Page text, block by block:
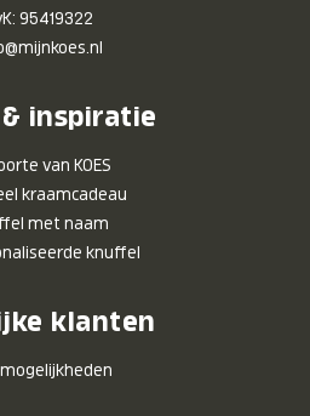
95419322
inspiratie
van KOES
kraamcadeau
met naam
knuffel
klanten
mogelijkheden